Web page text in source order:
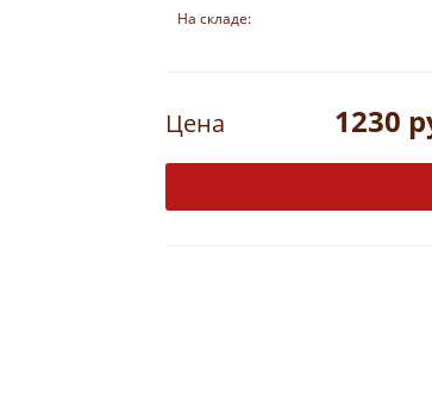
На складе:
Цена 1230